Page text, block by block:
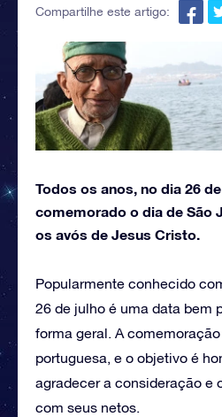
Compartilhe este artigo:
Todos os anos, no dia 26
comemorado o dia de São
os avós de Jesus Cristo.
Popularmente conhecido
26 de julho é uma data bem
forma geral. A
portuguesa, e o objetivo é
agradecer a consideração e
com seus netos.